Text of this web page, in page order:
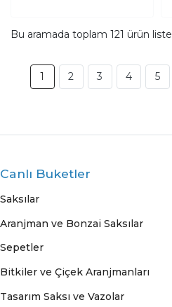
Bu aramada toplam 121 ürün
1 2 3 4 5
Canlı Buketler
Saksılar
Aranjman ve Bonzai Saksılar
Sepetler
Bitkiler ve Çiçek Aranjmanları
Tasarım Saksı ve Vazolar